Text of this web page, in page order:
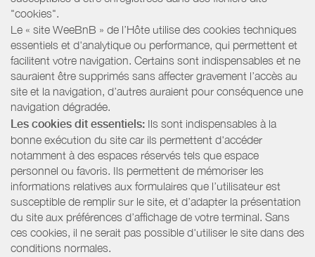
"cookies".
Le « site WeeBnB » de l’Hôte utilise des cookies techniques
essentiels et d'analytique ou performance, qui permettent et
facilitent votre navigation. Certains sont indispensables et ne
sauraient être supprimés sans affecter gravement l’accès au
site et la navigation, d’autres auraient pour conséquence une
navigation dégradée.
Les cookies dit essentiels: Ils sont indispensables à la
bonne exécution du site car ils permettent d'accéder
notamment à des espaces réservés tels que espace
personnel ou favoris. Ils permettent de mémoriser les
informations relatives aux formulaires que l’utilisateur est
susceptible de remplir sur le site, et d’adapter la présentation
du site aux préférences d’affichage de votre terminal. Sans
ces cookies, il ne serait pas possible d'utiliser le site dans des
conditions normales.